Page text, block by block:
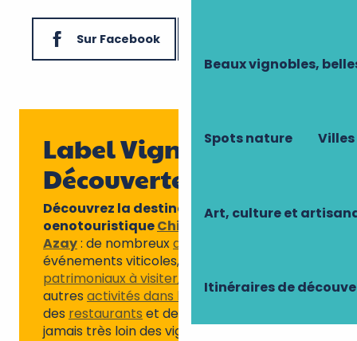
Beaux vignobles,
Spots nature
Art, culture et
Itinéraires de
Sur Facebook
Label Vignobles &
Découvertes
Découvrez la destination
oenotouristiqueChinon Bourgueil
Azay: de nombreuxdomaines
événements viticoles, mais aussi des
patrimoniaux à visiter, desrandonnéeset
autresactivités dans la nature, sans oublier
des restaurants et des
jamais très loin des vignes !